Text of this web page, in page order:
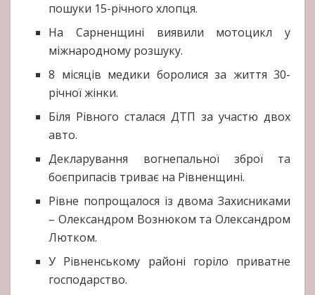
пошуки 15-річного хлопця.
На Сарненщині виявили мотоцикл у
міжнародному розшуку.
8 місяців медики боролися за життя 30-
річної жінки.
Біля Рівного сталася ДТП за участю двох
авто.
Декларування вогнепальної зброї та
боєприпасів триває на Рівненщині.
Рівне попрощалося із двома Захисниками
– Олександром Вознюком та Олександром
Лютком.
У Рівненському районі горіло приватне
господарство.